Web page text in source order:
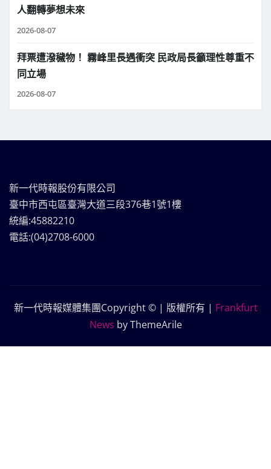
人翻轉夢想未來
2026-08-07
拜票遭潑穢物！ 霧峰里長遇衝突 民政局長籲理性尊重不
同立場
2026-08-07
新一代時報股份有限公司
臺中市西屯區臺灣大道三段376巷1號1樓
統編:45882210
電話:(04)2708-6000
新一代時報媒體集團Copyright © | 版權所有 | Frankfurt
News by ThemeArile